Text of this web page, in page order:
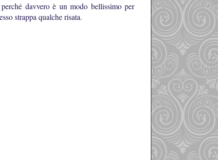
davvero è un modo bellissimo per
strappa qualche risata.